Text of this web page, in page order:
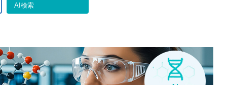
AI検索